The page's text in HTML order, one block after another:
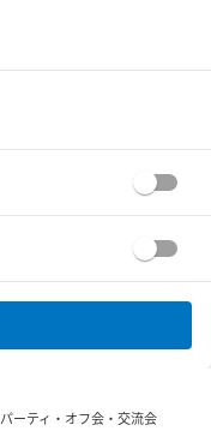
パーティ・オフ会・交流会